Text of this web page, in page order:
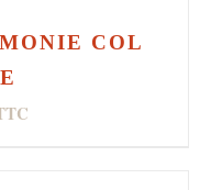
COL